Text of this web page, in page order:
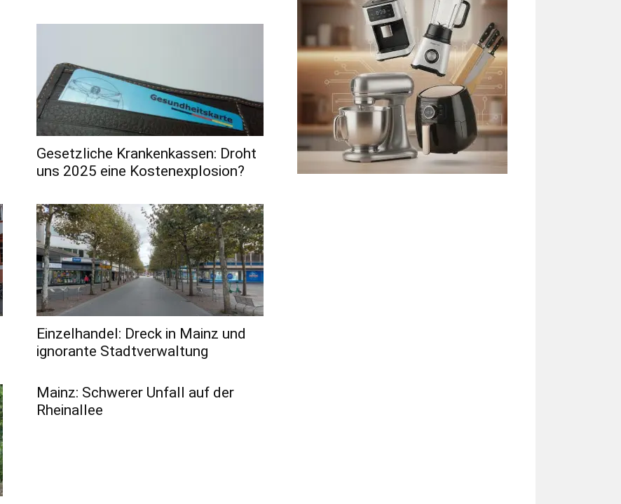
Gesetzliche Krankenkassen: Droht
uns 2025 eine Kostenexplosion?
Einzelhandel: Dreck in Mainz und
ignorante Stadtverwaltung
Mainz: Schwerer Unfall auf der
Rheinallee